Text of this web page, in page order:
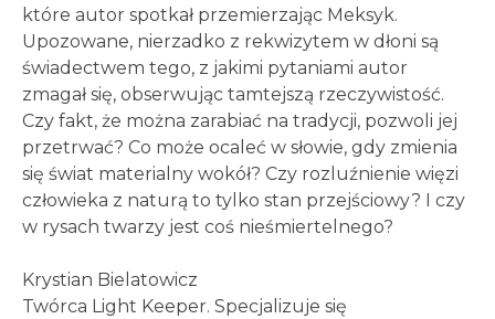
które autor spotkał przemierzając Meksyk.
Upozowane, nierzadko z rekwizytem w dłoni są
świadectwem tego, z jakimi pytaniami autor
zmagał się, obserwując tamtejszą rzeczywistość.
Czy fakt, że można zarabiać na tradycji, pozwoli jej
przetrwać? Co może ocaleć w słowie, gdy zmienia
się świat materialny wokół? Czy rozluźnienie więzi
człowieka z naturą to tylko stan przejściowy? I czy
w rysach twarzy jest coś nieśmiertelnego?
Krystian Bielatowicz
Twórca Light Keeper. Specjalizuje się